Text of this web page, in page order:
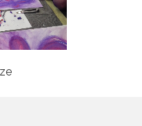
kontaktujte